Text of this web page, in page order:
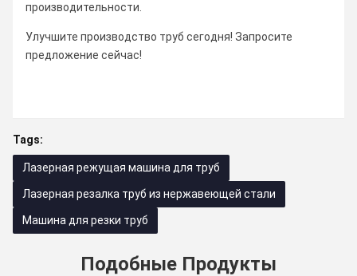
производительности.
Улучшите производство труб сегодня! Запросите
предложение сейчас!
Tags:
Лазерная режущая машина для труб
Лазерная резалка труб из нержавеющей стали
Машина для резки труб
Подобные Продукты